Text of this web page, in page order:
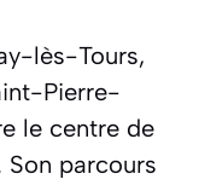
lès-Tours,
Pierre-
le centre de
Son parcours